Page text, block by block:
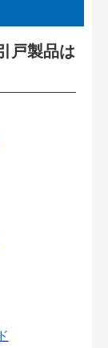
戸製品は